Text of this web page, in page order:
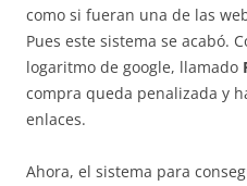
como si fueran una de las
Pues este sistema se acabó.
logaritmo de google, llamado
compra queda penalizada y
enlaces.
Ahora, el sistema para